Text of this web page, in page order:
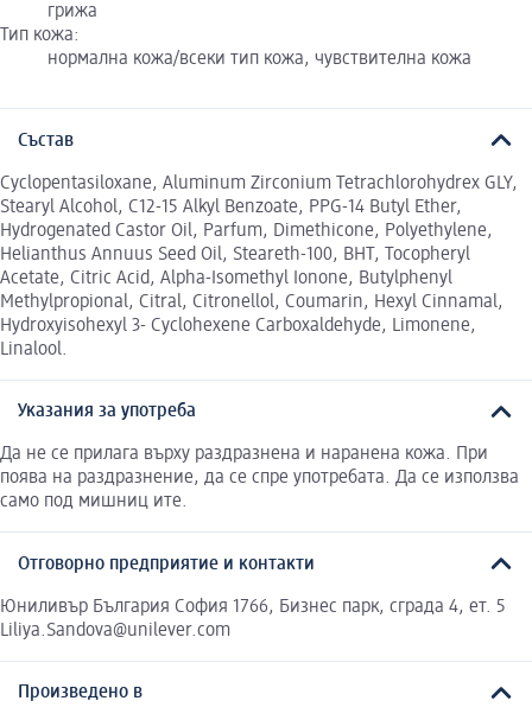
грижа
Тип кожа:
нормална кожа/всеки тип кожа, чувствителна кожа
Състав
Cyclopentasiloxane, Aluminum Zirconium Tetrachlorohydrex GLY,
Stearyl Alcohol, C12-15 Alkyl Benzoate, PPG-14 Butyl Ether,
Hydrogenated Castor Oil, Parfum, Dimethicone, Polyethylene,
Helianthus Annuus Seed Oil, Steareth-100, BHT, Tocopheryl
Acetate, Citric Acid, Alpha-Isomethyl Ionone, Butylphenyl
Methylpropional, Citral, Citronellol, Coumarin, Hexyl Cinnamal,
Hydroxyisohexyl 3- Cyclohexene Carboxaldehyde, Limonene,
Linalool.
Указания за употреба
Да не се прилага върху раздразнена и наранена кожа. При
поява на раздразнение, да се спре употребата. Да се използва
само под мишниц ите.
Отговорно предприятие и контакти
Юниливър България София 1766, Бизнес парк, сграда 4, ет. 5
Liliya.Sandova@unilever.com
Произведено в